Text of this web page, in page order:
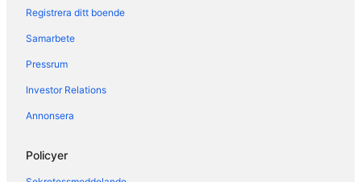
Hotell i Ventarola
Hotell i Zoagli
Hotell i Nervi
B&B i Portofino
Gårdar i Portofino
Husbåtar i Portofino
Registrera ditt boende
Samarbete
Pressrum
Investor Relations
Annonsera
Policyer